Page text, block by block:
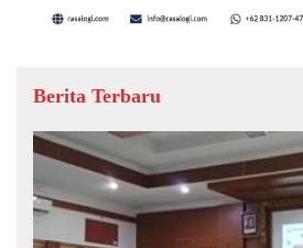
Berita Terbaru